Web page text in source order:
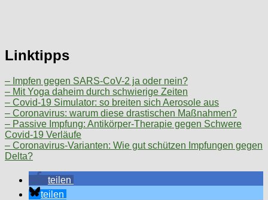
Linktipps
– Impfen gegen SARS-CoV-2 ja oder nein?
– Mit Yoga daheim durch schwierige Zeiten
– Covid-19 Simulator: so breiten sich Aerosole aus
– Coronavirus: warum diese drastischen Maßnahmen?
– Passive Impfung: Antikörper-Therapie gegen Schwere
Covid-19 Verläufe
– Coronavirus-Varianten: Wie gut schützen Impfungen gegen
Delta?
teilen
teilen